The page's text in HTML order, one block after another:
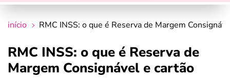
crédito fácil
início RMC INSS: o que é Reserva de Margem
RMC INSS: o que é Reserva de
Margem Consignável e cartão